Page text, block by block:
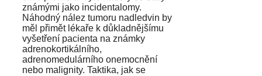
známými jako incidentalomy.
Náhodný nález tumoru nadledvin by
měl přimět lékaře k důkladnějšímu
vyšetření pacienta na známky
adrenokortikálního,
adrenomedulárního onemocnění
nebo malignity. Taktika, jak se